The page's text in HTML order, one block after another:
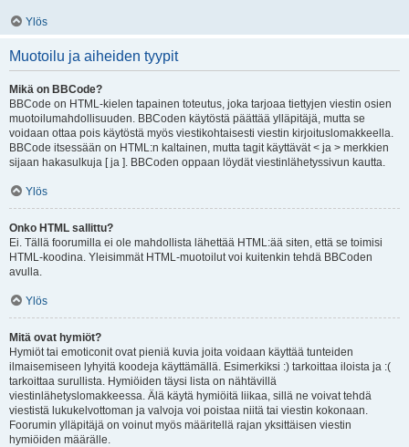
Ylös
Muotoilu ja aiheiden tyypit
Mikä on BBCode?
BBCode on HTML-kielen tapainen toteutus, joka tarjoaa tiettyjen viestin osien
muotoilumahdollisuuden. BBCoden käytöstä päättää ylläpitäjä, mutta se
voidaan ottaa pois käytöstä myös viestikohtaisesti viestin kirjoituslomakkeella.
BBCode itsessään on HTML:n kaltainen, mutta tagit käyttävät < ja > merkkien
sijaan hakasulkuja [ ja ]. BBCoden oppaan löydät viestinlähetyssivun kautta.
Ylös
Onko HTML sallittu?
Ei. Tällä foorumilla ei ole mahdollista lähettää HTML:ää siten, että se toimisi
HTML-koodina. Yleisimmät HTML-muotoilut voi kuitenkin tehdä BBCoden
avulla.
Ylös
Mitä ovat hymiöt?
Hymiöt tai emoticonit ovat pieniä kuvia joita voidaan käyttää tunteiden
ilmaisemiseen lyhyitä koodeja käyttämällä. Esimerkiksi :) tarkoittaa iloista ja :(
tarkoittaa surullista. Hymiöiden täysi lista on nähtävillä
viestinlähetyslomakkeessa. Älä käytä hymiöitä liikaa, sillä ne voivat tehdä
viestistä lukukelvottoman ja valvoja voi poistaa niitä tai viestin kokonaan.
Foorumin ylläpitäjä on voinut myös määritellä rajan yksittäisen viestin
hymiöiden määrälle.